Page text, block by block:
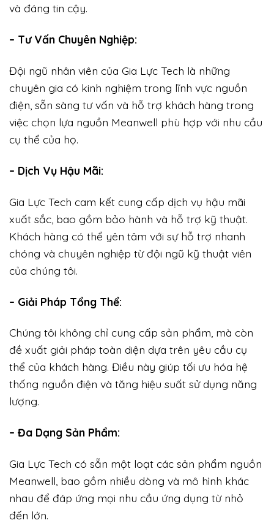
và đáng tin cậy.
– Tư Vấn Chuyên Nghiệp:
Đội ngũ nhân viên của Gia Lực Tech là những
chuyên gia có kinh nghiệm trong lĩnh vực nguồn
điện, sẵn sàng tư vấn và hỗ trợ khách hàng trong
việc chọn lựa nguồn Meanwell phù hợp với nhu cầu
cụ thể của họ.
– Dịch Vụ Hậu Mãi:
Gia Lực Tech cam kết cung cấp dịch vụ hậu mãi
xuất sắc, bao gồm bảo hành và hỗ trợ kỹ thuật.
Khách hàng có thể yên tâm với sự hỗ trợ nhanh
chóng và chuyên nghiệp từ đội ngũ kỹ thuật viên
của chúng tôi.
– Giải Pháp Tổng Thể:
Chúng tôi không chỉ cung cấp sản phẩm, mà còn
đề xuất giải pháp toàn diện dựa trên yêu cầu cụ
thể của khách hàng. Điều này giúp tối ưu hóa hệ
thống nguồn điện và tăng hiệu suất sử dụng năng
lượng.
– Đa Dạng Sản Phẩm:
Gia Lực Tech có sẵn một loạt các sản phẩm nguồn
Meanwell, bao gồm nhiều dòng và mô hình khác
nhau để đáp ứng mọi nhu cầu ứng dụng từ nhỏ
đến lớn.